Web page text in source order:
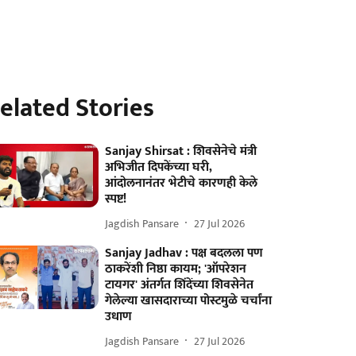
Stories
Sanjay Shirsat : शिवसेनेचे मंत्री
अभिजीत दिपकेंच्या घरी,
आंदोलनानंतर भेटीचे कारणही केले
स्पष्ट!
Jagdish Pansare 27 Jul 2026
Sanjay Jadhav : पक्ष बदलला पण
ठाकरेंशी निष्ठा कायम; 'ऑपरेशन
टायगर' अंतर्गत शिंदेंच्या शिवसेनेत
गेलेल्या खासदाराच्या पोस्टमुळे चर्चांना
उधाण
Jagdish Pansare 27 Jul 2026